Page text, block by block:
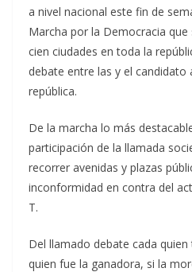
a nivel nacional este fin de
Marcha por la Democracia
cien ciudades en toda la
debate entre las y el candidato
república.
De la marcha lo más
participación de la llamada
recorrer avenidas y plazas
inconformidad en contra del
T.
Del llamado debate cada
quien fue la ganadora, si la